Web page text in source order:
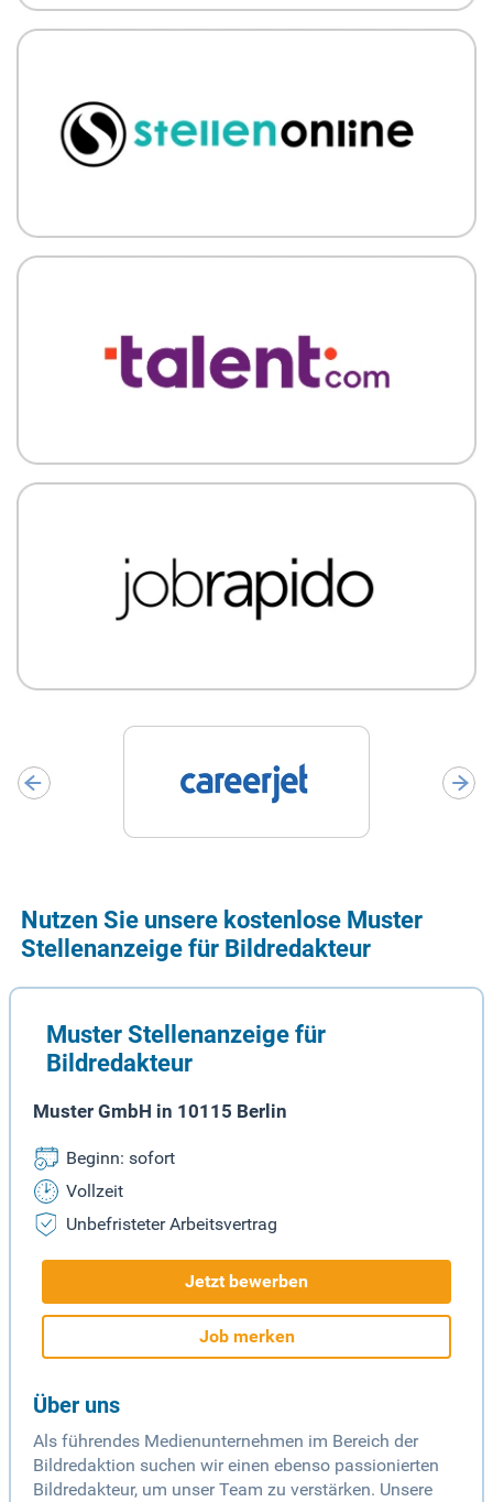
Nutzen Sie unsere kostenlose Muster
Stellenanzeige für Bildredakteur
Muster Stellenanzeige für
Bildredakteur
Muster GmbH in 10115 Berlin
Beginn: sofort
Vollzeit
Unbefristeter Arbeitsvertrag
Jetzt bewerben
Job merken
Über uns
Als führendes Medienunternehmen im Bereich der
Bildredaktion suchen wir einen ebenso passionierten
Bildredakteur, um unser Team zu verstärken. Unsere